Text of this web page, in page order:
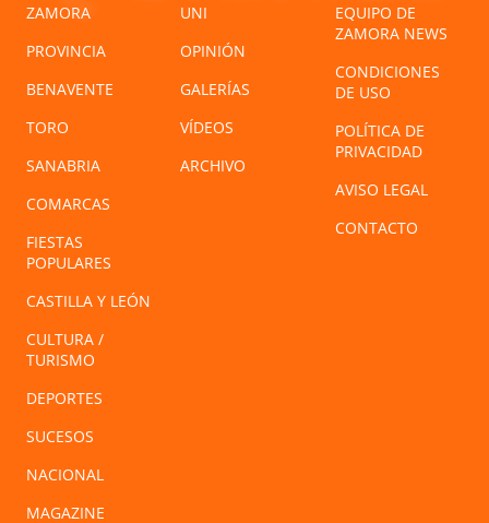
ZAMORA
PROVINCIA
BENAVENTE
TORO
SANABRIA
COMARCAS
FIESTAS
POPULARES
CASTILLA Y LEÓN
CULTURA /
TURISMO
DEPORTES
SUCESOS
NACIONAL
MAGAZINE
UNI
OPINIÓN
GALERÍAS
VÍDEOS
ARCHIVO
EQUIPO DE
ZAMORA NEWS
CONDICIONES
DE USO
POLÍTICA DE
PRIVACIDAD
AVISO LEGAL
CONTACTO